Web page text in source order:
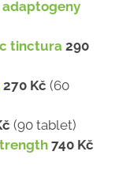
adaptogeny
tinctura 290
270 Kč (60
(90 tablet)
740 Kč